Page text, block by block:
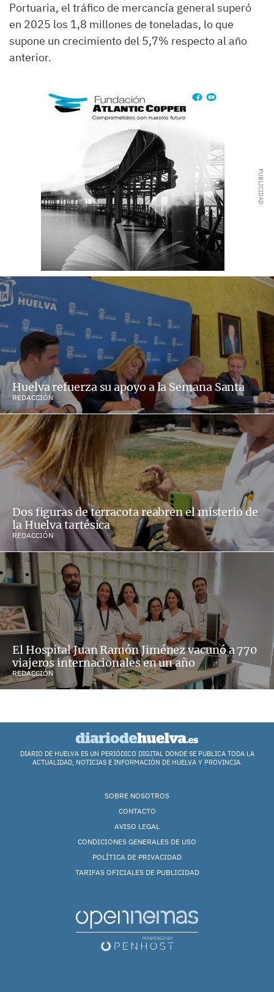
Portuaria, el tráfico de mercancía general superó
en 2025 los 1,8 millones de toneladas, lo que
supone un crecimiento del 5,7% respecto al año
anterior.
Huelva refuerza su apoyo a la Semana Santa
REDACCIÓN
Dos figuras de terracota reabren el misterio de
la Huelva tartésica
REDACCIÓN
El Hospital Juan Ramón Jiménez vacunó a 770
viajeros internacionales en un año
REDACCIÓN
DIARIO DE HUELVA ES UN PERIÓDICO DIGITAL DONDE SE PUBLICA TODA LA
ACTUALIDAD, NOTICIAS E INFORMACIÓN DE HUELVA Y PROVINCIA.
SOBRE NOSOTROS
CONTACTO
AVISO LEGAL
CONDICIONES GENERALES DE USO
POLÍTICA DE PRIVACIDAD
TARIFAS OFICIALES DE PUBLICIDAD